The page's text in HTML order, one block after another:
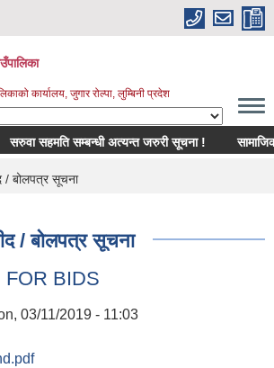
कार्यालय, जुगार रोल्पा, लुम्बिनी प्रदेश
सरुवा सहमति सम्बन्धी अत्यन्त जरुरी सूचना ! सामाजिक
/ बोलपत्र सूचना
/ बोलपत्र सूचना
FOR BIDS
03/11/2019 - 11:03